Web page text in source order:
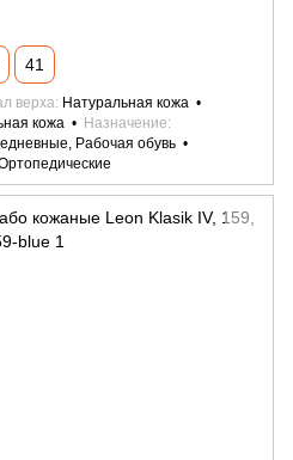
41
верха Натуральная кожа
кожа
Назначение
Рабочая обувь